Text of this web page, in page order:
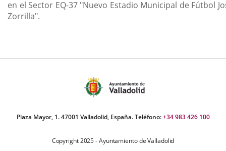
en el Sector EQ-37 "Nuevo Estadio Municipal de Fútbol
Zorrilla".
Plaza Mayor, 1. 47001 Valladolid, España. Teléfono:+34 983 426 100
Copyright 2025 - Ayuntamiento de Valladolid